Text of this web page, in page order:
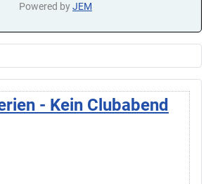
Powered byJEM
- Kein Clubabend